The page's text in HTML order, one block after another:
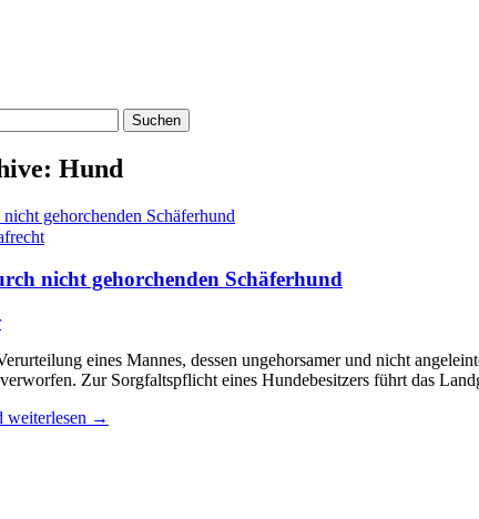
Hund
nicht gehorchenden Schäferhund
eines Man­nes, des­sen un­ge­hor­sa­mer und nicht
Zur Sorgfaltspflicht eines Hundebesitzers führt das
weiterlesen →